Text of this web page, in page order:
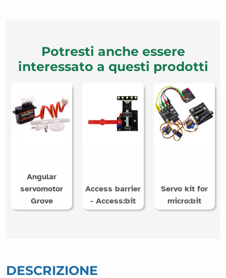
Potresti anche essere
interessato a questi prodotti
Angular
servomotor
Grove
Access barrier
- Access:bit
Servo kit for
micro:bit
DESCRIZIONE